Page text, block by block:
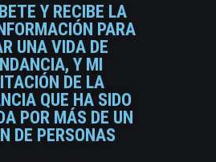
Y RECIBE LA
PARA
UNA VIDA DE
Y MI
DE LA
QUE HA SIDO
POR MÁS DE UN
DE PERSONAS